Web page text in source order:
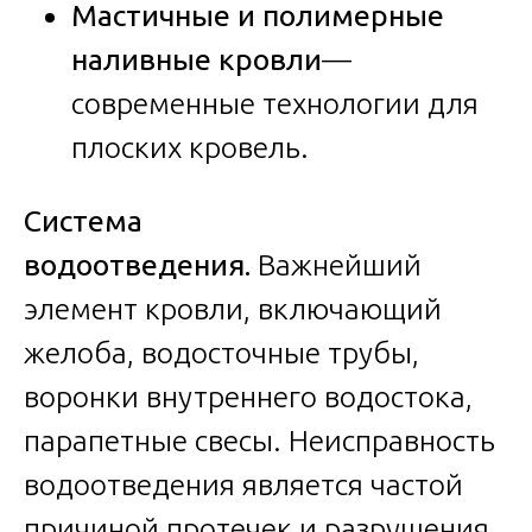
Мастичные и полимерные
наливные кровли—
современные технологии для
плоских кровель.
Система
водоотведения. Важнейший
элемент кровли, включающий
желоба, водосточные трубы,
воронки внутреннего водостока,
парапетные свесы. Неисправность
водоотведения является частой